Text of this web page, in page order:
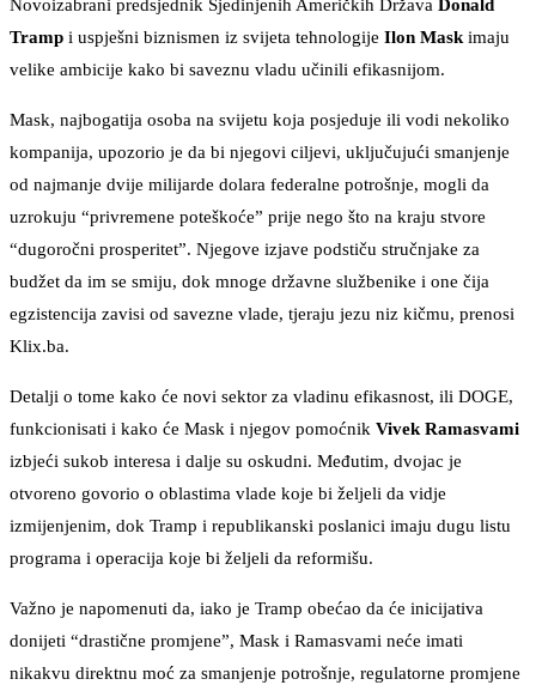
Novoizabrani predsjednik Sjedinjenih Američkih Država Donald
Tramp i uspješni biznismen iz svijeta tehnologije Ilon Mask imaju
velike ambicije kako bi saveznu vladu učinili efikasnijom.
Mask, najbogatija osoba na svijetu koja posjeduje ili vodi nekoliko
kompanija, upozorio je da bi njegovi ciljevi, uključujući smanjenje
od najmanje dvije milijarde dolara federalne potrošnje, mogli da
uzrokuju “privremene poteškoće” prije nego što na kraju stvore
“dugoročni prosperitet”. Njegove izjave podstiču stručnjake za
budžet da im se smiju, dok mnoge državne službenike i one čija
egzistencija zavisi od savezne vlade, tjeraju jezu niz kičmu, prenosi
Klix.ba.
Detalji o tome kako će novi sektor za vladinu efikasnost, ili DOGE,
funkcionisati i kako će Mask i njegov pomoćnik Vivek Ramasvami
izbjeći sukob interesa i dalje su oskudni. Međutim, dvojac je
otvoreno govorio o oblastima vlade koje bi željeli da vidje
izmijenjenim, dok Tramp i republikanski poslanici imaju dugu listu
programa i operacija koje bi željeli da reformišu.
Važno je napomenuti da, iako je Tramp obećao da će inicijativa
donijeti “drastične promjene”, Mask i Ramasvami neće imati
nikakvu direktnu moć za smanjenje potrošnje, regulatorne promjene